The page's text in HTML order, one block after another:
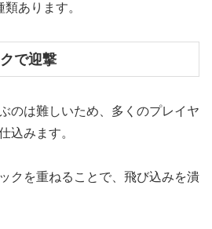
あります。
で迎撃
のは難しいため、多くのプレイヤ
込みます。
クを重ねることで、飛び込みを潰